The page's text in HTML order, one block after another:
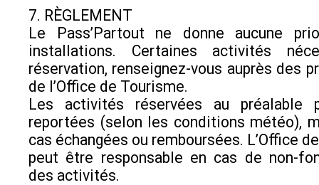
7. RÈGLEMENT
Le Pass’Partout ne donne aucune
installations. Certaines activités
réservation, renseignez-vous auprès des
de l’Office de Tourisme.
Les activités réservées au préalable
reportées (selon les conditions météo),
cas échangées ou remboursées. L’Office
peut être responsable en cas de non-
des activités.